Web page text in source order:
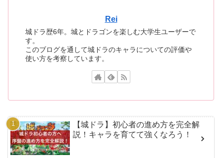
Rei
城ドラ歴6年。城とドラゴンを楽しむ大学生ユーザーで
す。
このブログを通して城ドラのキャラについての評価や
使い方を考察しています。
【城ドラ】初心者の進め方を完全解
説！キャラを育てて強くなろう！